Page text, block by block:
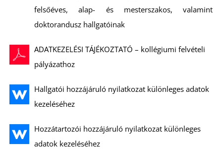
felsőéves, alap- és mesterszakos, valamint
doktorandusz hallgatóinak
ADATKEZELÉSI TÁJÉKOZTATÓ – kollégiumi felvételi
pályázathoz
Hallgatói hozzájáruló nyilatkozat különleges adatok
kezeléséhez
Hozzátartozói hozzájáruló nyilatkozat különleges
adatok kezeléséhez